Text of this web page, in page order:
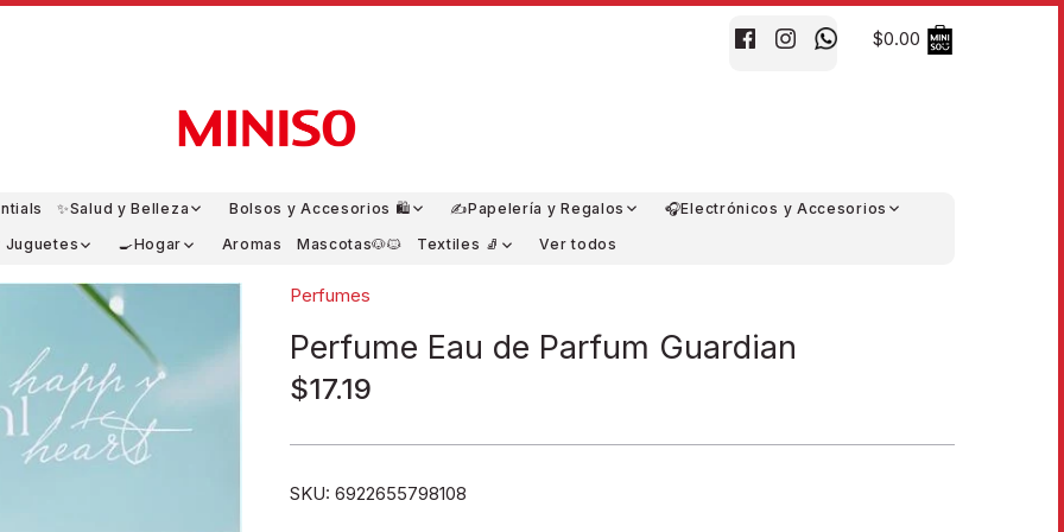
$0.00
✨Salud y Belleza Bolsos y Accesorios 🛍️ ✍️Papelería y Regalos 🎧Electrónicos y Accesorios
Juguetes 🍳Hogar Aromas Mascotas🐶🐱 Textiles 🧦 Ver todos
Perfumes
Perfume Eau de Parfum Guardian
$17.19
SKU: 6922655798108